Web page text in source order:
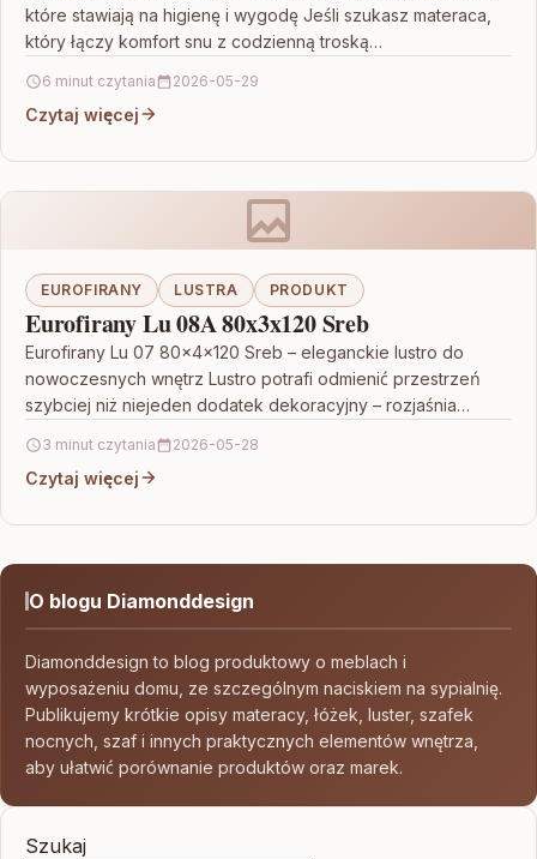
które stawiają na higienę i wygodę Jeśli szukasz materaca,
który łączy komfort snu z codzienną troską…
6 minut czytania 2026-05-29
Czytaj więcej
EUROFIRANY LUSTRA PRODUKT
Eurofirany Lu 08A 80x3x120 Sreb
Eurofirany Lu 07 80x4x120 Sreb – eleganckie lustro do
nowoczesnych wnętrz Lustro potrafi odmienić przestrzeń
szybciej niż niejeden dodatek dekoracyjny – rozjaśnia
3 minut czytania 2026-05-28
Czytaj więcej
O blogu Diamonddesign
Diamonddesign to blog produktowy o meblach i
wyposażeniu domu, ze szczególnym naciskiem na sypialnię.
Publikujemy krótkie opisy materacy, łóżek, luster, szafek
nocnych, szaf i innych praktycznych elementów wnętrza,
aby ułatwić porównanie produktów oraz marek.
Szukaj